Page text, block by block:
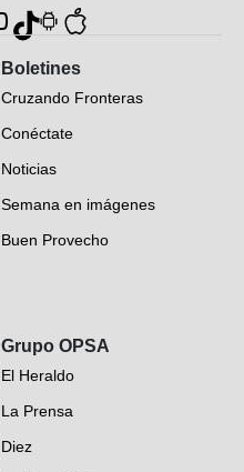
Boletines
Cruzando Fronteras
Conéctate
Noticias
Semana en imágenes
Buen Provecho
Grupo OPSA
El Heraldo
La Prensa
Diez